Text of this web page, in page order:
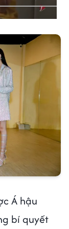
Á hậu
bí quyết